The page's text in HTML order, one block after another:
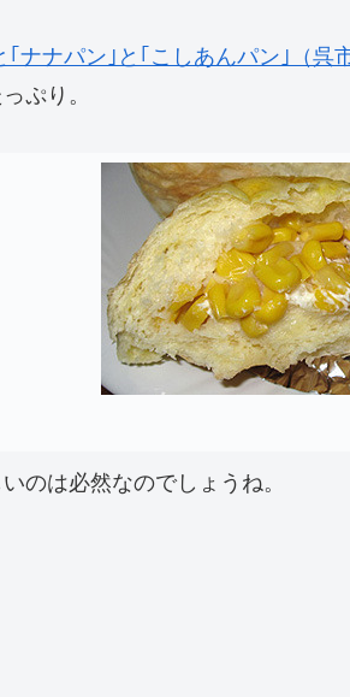
ナナパン｣と｢こしあんパン｣（呉
ぷり。
のは必然なのでしょうね。